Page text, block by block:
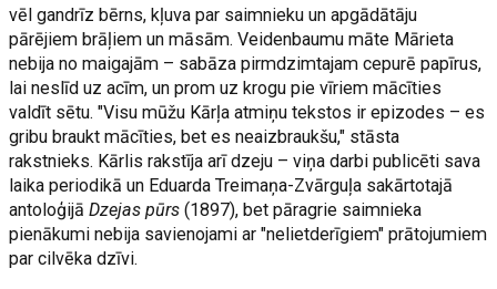
vēl gandrīz bērns, kļuva par saimnieku un apgādātāju
pārējiem brāļiem un māsām. Veidenbaumu māte Mārieta
nebija no maigajām – sabāza pirmdzimtajam cepurē papīrus,
lai neslīd uz acīm, un prom uz krogu pie vīriem mācīties
valdīt sētu. "Visu mūžu Kārļa atmiņu tekstos ir epizodes – es
gribu braukt mācīties, bet es neaizbraukšu," stāsta
rakstnieks. Kārlis rakstīja arī dzeju – viņa darbi publicēti sava
laika periodikā un Eduarda Treimaņa-Zvārguļa sakārtotajā
antoloģijāDzejas pūrs (1897), bet pāragrie saimnieka
pienākumi nebija savienojami ar "nelietderīgiem" prātojumiem
par cilvēka dzīvi.